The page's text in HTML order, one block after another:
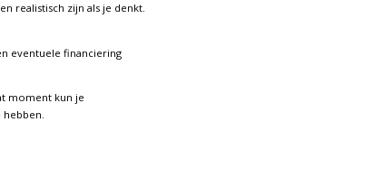
realistisch zijn als je denkt.
eventuele financiering
moment kun je